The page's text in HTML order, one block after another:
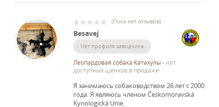
(Пока нет отзывов)
Besavej
Нет профиля заводчика
Леопардовая собака Катахулы- нет
доступных щенков в продаже
Я занимаюсь собаководством 26 лет с 2000
года.Я являюсь членом Českomoravská
Kynologická Unie.